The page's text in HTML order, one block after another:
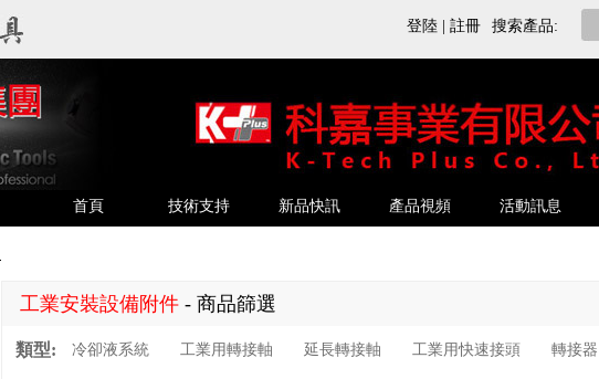
搜索產品:
登陸 註冊
首頁 技術支持 新品快訊 產品視頻 活動訊息
工業安裝設備附件 - 商品篩選
類型: 冷卻液系統 工業用轉接軸 延長轉接軸 工業用快速接頭 轉接器